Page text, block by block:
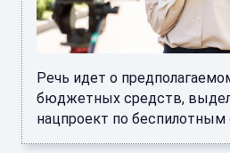
Речь идет о
бюджетных средств,
нацпроект по беспилотным